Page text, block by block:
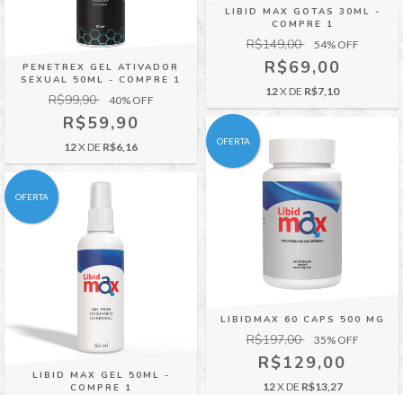
PENETREX GEL ATIVADOR
SEXUAL 50ML - COMPRE 1
R$99,90 40% OFF
R$59,90
12X DE R$6,16
LIBID MAX GOTAS 30ML -
COMPRE 1
R$149,00 54% OFF
R$69,00
12X DE R$7,10
OFERTA
LIBID MAX GEL 50ML -
COMPRE 1
OFERTA
LIBIDMAX 60 CAPS 500 MG
R$197,00 35% OFF
R$129,00
12X DE R$13,27